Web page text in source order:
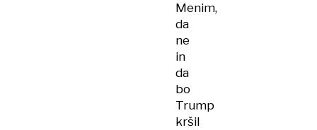
Menim,
da
ne
in
da
bo
Trump
kršil